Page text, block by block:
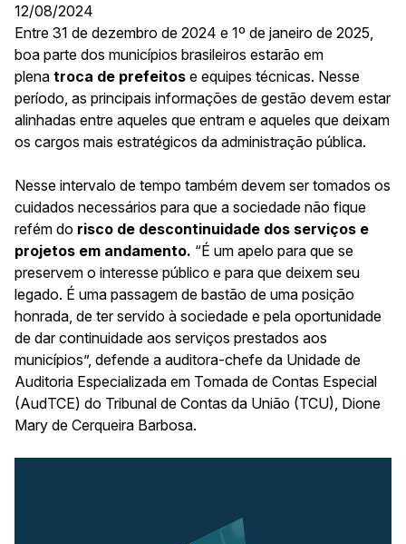
12/08/2024
Entre 31 de dezembro de 2024 e 1º de janeiro de 2025,
boa parte dos municípios brasileiros estarão em
plena troca de prefeitos e equipes técnicas. Nesse
período, as principais informações de gestão devem estar
alinhadas entre aqueles que entram e aqueles que deixam
os cargos mais estratégicos da administração pública.
Nesse intervalo de tempo também devem ser tomados os
cuidados necessários para que a sociedade não fique
refém do risco de descontinuidade dos serviços e
projetos em andamento. “É um apelo para que se
preservem o interesse público e para que deixem seu
legado. É uma passagem de bastão de uma posição
honrada, de ter servido à sociedade e pela oportunidade
de dar continuidade aos serviços prestados aos
municípios”, defende a auditora-chefe da Unidade de
Auditoria Especializada em Tomada de Contas Especial
(AudTCE) do Tribunal de Contas da União (TCU), Dione
Mary de Cerqueira Barbosa.